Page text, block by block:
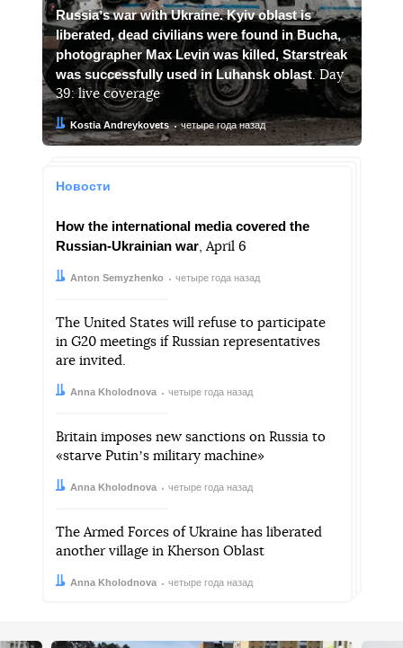
Russiaʼs war with Ukraine. Kyiv oblast is
liberated, dead civilians were found in Bucha,
photographer Max Levin was killed, Starstreak
was successfully used in Luhansk oblast. Day
39: live coverage
Автор:Kostia Andreykovets
Дата: четыре года назад
Новости
How the international media covered the
Russian-Ukrainian war, April 6
Автор:
Anton Semyzhenko
Дата: четыре года назад
The United States will refuse to participate
in G20 meetings if Russian representatives
are invited.
Автор:
Anna Kholodnova
Дата: четыре года назад
Britain imposes new sanctions on Russia to
«starve Putinʼs military machine»
Автор:
Anna Kholodnova
Дата: четыре года назад
The Armed Forces of Ukraine has liberated
another village in Kherson Oblast
Автор:
Anna Kholodnova
Дата: четыре года назад